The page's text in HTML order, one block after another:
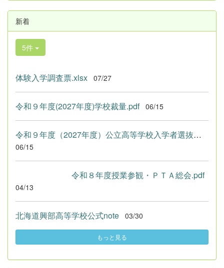
新着
5件
体験入学調査票.xlsx 07/27
令和９年度(2027年度)学校裁量.pdf 06/15
令和９年度（2027年度）公立高等学校入学者選抜における学校裁量...
06/15
令和８年度授業参観・ＰＴＡ総会.pdf
04/13
北海道興部高等学校公式note 03/30
もっと見る